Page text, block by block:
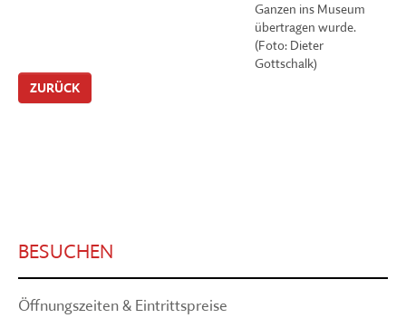
Ganzen ins Museum
übertragen wurde.
(Foto: Dieter
Gottschalk)
ZURÜCK
BESUCHEN
Öffnungszeiten & Eintrittspreise